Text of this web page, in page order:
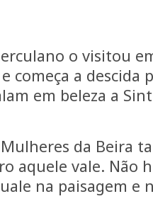
o visitou
começa a descida
em beleza a
da Beira
aquele vale. Não
na paisagem e